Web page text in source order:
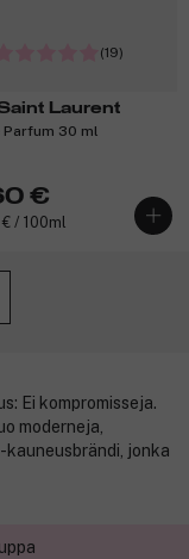
(19)
Laurent
Parfum 30 ml
€
/ 100ml
Ei kompromisseja.
moderneja,
jonka